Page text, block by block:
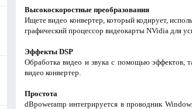
Высокоскоростные преобразования
Ищете видео конвертер, который кодирует,
графический процессор видеокарты NVidia для
Эффекты DSP
Обработка видео и звука с помощью эффектов,
видео конвертер.
Простота
dBpoweramp интегрируется в проводник